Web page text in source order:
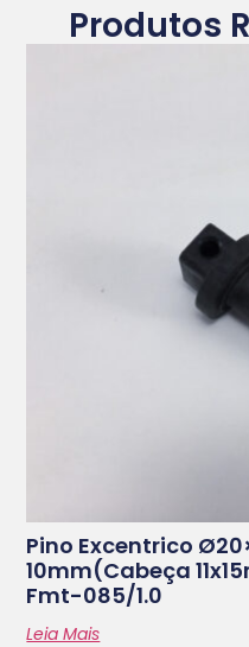
Produtos
Pino Excentrico
10mm(cabeça
Fmt-085/1.0
Leia Mais